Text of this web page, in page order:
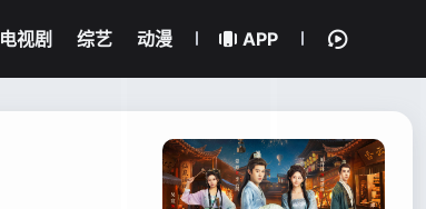
电视剧 综艺 动漫 APP